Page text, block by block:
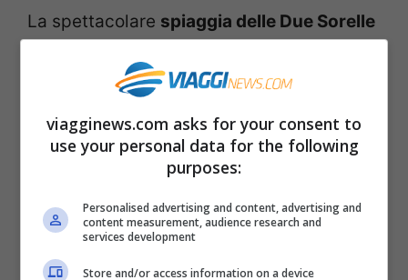
La spettacolare spiaggia delle Due Sorelle
tempo meta di nicchia, conosciuta per lo
più dai locali e dai frequentatori abituali
dellaRiviera dl Conero, è diventata nel
tempo una delle spiagge più belle d’Italia e
d’Europa, molto apprezzata anche dai
turisti stranieri. Si arriva qui solo via mare,
con l’apposito traghetto locale oppure con
viagginews.com asks for your consent to
use your personal data for the following
purposes:
Personalised advertising and content, advertising and
content measurement, audience research and
services development
Store and/or access information on a device